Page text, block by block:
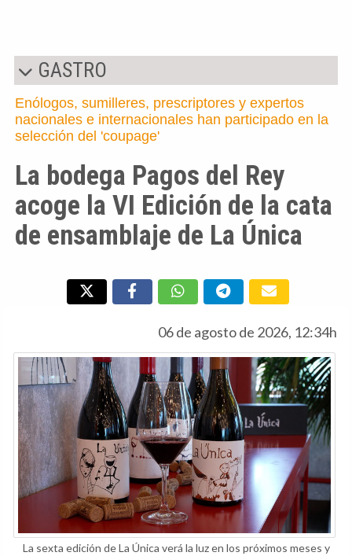
GASTRO
Enólogos, sumilleres, prescriptores y expertos
nacionales e internacionales han participado en la
selección del 'coupage'
La bodega Pagos del Rey
acoge la VI Edición de la cata
de ensamblaje de La Única
06 de agosto de 2026, 12:34h
La sexta edición de La Única verá la luz en los próximos meses y